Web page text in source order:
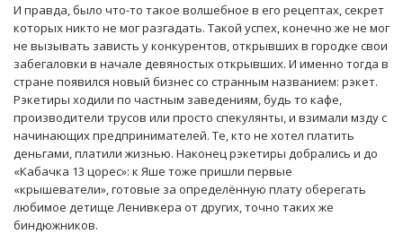
И правда, было что-то такое волшебное в его рецептах, секрет
которых никто не мог разгадать. Такой успех, конечно же не мог
не вызывать зависть у конкурентов, открывших в городке свои
забегаловки в начале девяностых открывших. И именно тогда в
стране появился новый бизнес со странным названием: рэкет.
Рэкетиры ходили по частным заведениям, будь то кафе,
производители трусов или просто спекулянты, и взимали мзду с
начинающих предпринимателей. Те, кто не хотел платить
деньгами, платили жизнью. Наконец рэкетиры добрались и до
«Кабачка 13 цорес»: к Яше тоже пришли первые
«крышеватели», готовые за определённую плату оберегать
любимое детище Ленивкера от других, точно таких же
биндюжников.